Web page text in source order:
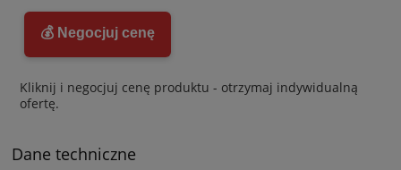
💰 Negocjuj cenę
Kliknij i negocjuj cenę produktu - otrzymaj indywidualną
ofertę.
Dane techniczne